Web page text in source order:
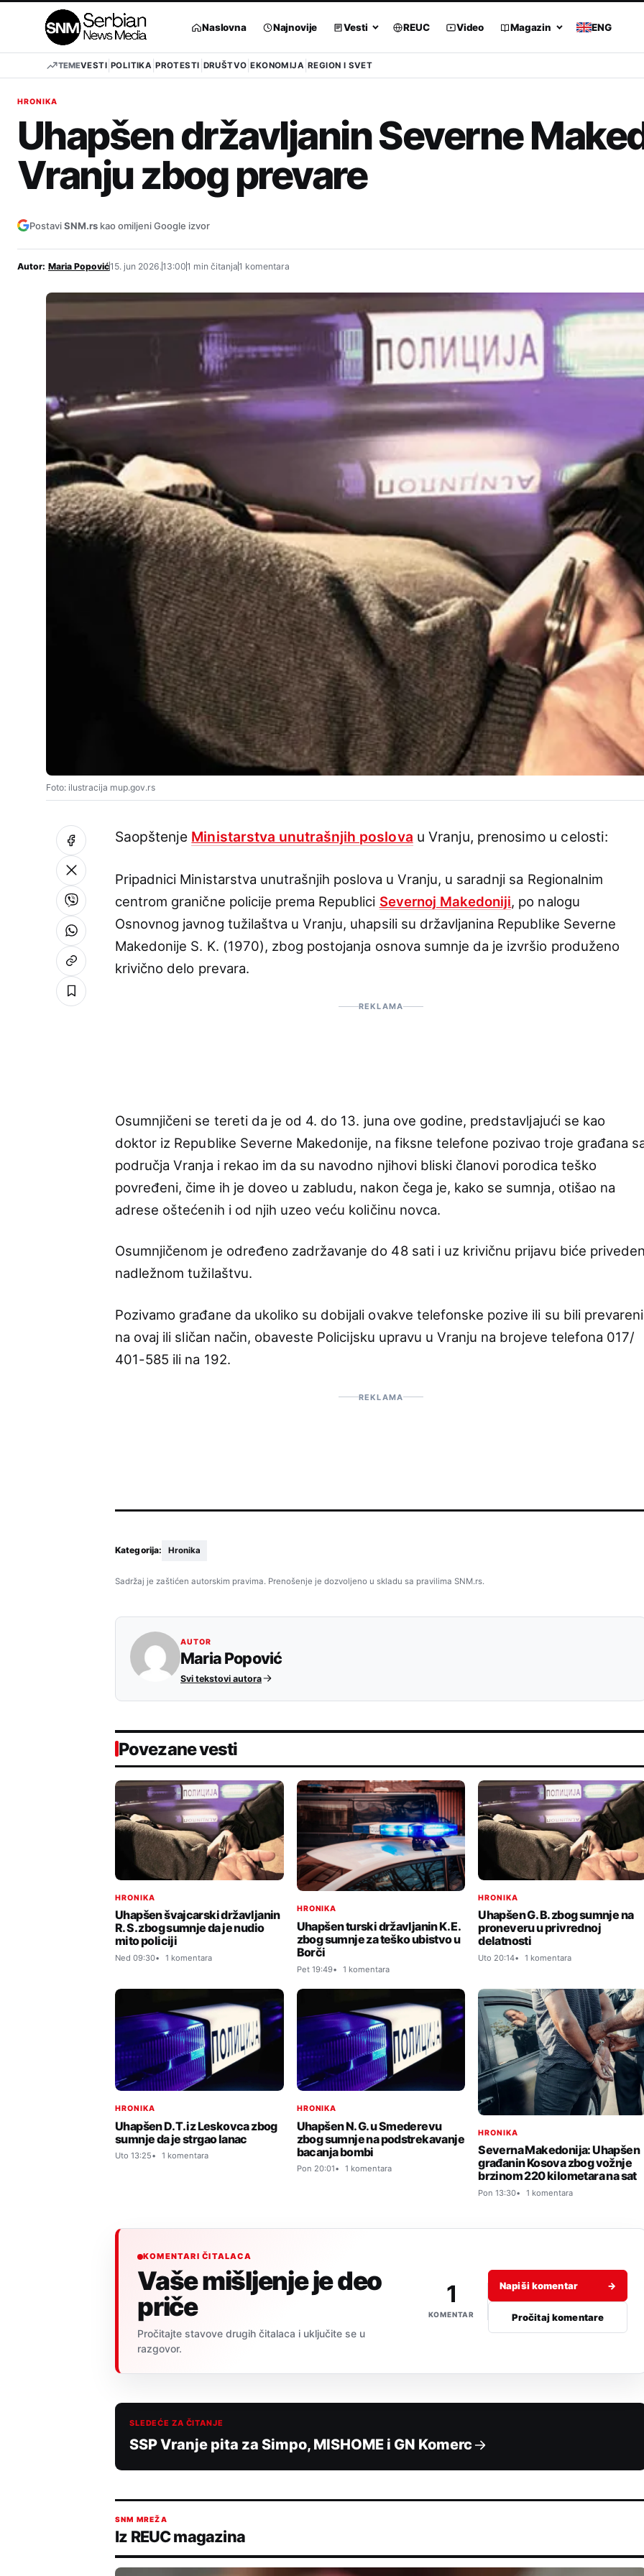
Naslovna Najnovije Vesti REUC Video Magazin ENG
TEMEVESTI POLITIKA PROTESTI DRUŠTVO EKONOMIJA REGION I SVET
HRONIKA
Uhapšen državljanin Severne
Vranju zbog prevare
PostaviSNM.rs kao omiljeni Google izvor
Autor: Maria Popović15. jun 2026.13:001 min čitanja1 komentara
Foto: ilustracija mup.gov.rs
Saopštenje Ministarstva unutrašnjih poslova u Vranju, prenosimo u celosti:
Pripadnici Ministarstva unutrašnjih poslova u Vranju, u saradnji sa Regionalnim
centrom granične policije prema Republici Severnoj Makedoniji, po nalogu
Osnovnog javnog tužilaštva u Vranju, uhapsili su državljanina Republike Severne
Makedonije S. K. (1970), zbog postojanja osnova sumnje da je izvršio produženo
krivično delo prevara.
REKLAMA
Osumnjičeni se tereti da je od 4. do 13. juna ove godine, predstavljajući se kao
doktor iz Republike Severne Makedonije, na fiksne telefone pozivao troje građana
područja Vranja i rekao im da su navodno njihovi bliski članovi porodica teško
povređeni, čime ih je doveo u zabludu, nakon čega je, kako se sumnja, otišao na
adrese oštećenih i od njih uzeo veću količinu novca.
Osumnjičenom je određeno zadržavanje do 48 sati i uz krivičnu prijavu biće
nadležnom tužilaštvu.
Pozivamo građane da ukoliko su dobijali ovakve telefonske pozive ili su bili prevareni
na ovaj ili sličan način, obaveste Policijsku upravu u Vranju na brojeve telefona 017/
401-585 ili na 192.
REKLAMA
Kategorija: Hronika
Sadržaj je zaštićen autorskim pravima. Prenošenje je dozvoljeno u skladu sa pravilima SNM.rs.
AUTOR
Maria Popović
Svi tekstovi autora
Povezane vesti
HRONIKA
Uhapšen švajcarski državljanin
R. S. zbog sumnje da je nudio
mito policiji
Ned 09:30 1 komentara
HRONIKA
Uhapšen turski državljanin K. E.
zbog sumnje za teško ubistvo u
Borči
Pet 19:49 1 komentara
HRONIKA
Uhapšen G. B. zbog sumnje na
proneveru u privrednoj
delatnosti
Uto 20:14 1 komentara
HRONIKA
Uhapšen D. T. iz Leskovca zbog
sumnje da je strgao lanac
Uto 13:25 1 komentara
HRONIKA
Uhapšen N. G. u Smederevu
zbog sumnje na podstrekavanje
bacanja bombi
Pon 20:01 1 komentara
HRONIKA
Severna Makedonija: Uhapšen
građanin Kosova zbog vožnje
brzinom 220 kilometara na sat
Pon 13:30 1 komentara
KOMENTARI ČITALACA
Vaše mišljenje je deo
priče
Pročitajte stavove drugih čitalaca i uključite se u
razgovor.
1
KOMENTAR
Napiši komentar →
Pročitaj komentare
SLEDEĆE ZA ČITANJE
SSP Vranje pita za Simpo, MISHOME i GN Komerc
SNM MREŽA
Iz REUC magazina